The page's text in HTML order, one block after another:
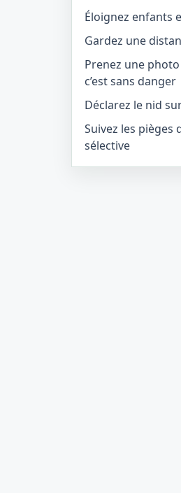
Éloignez enfants
Gardez une
Prenez une
c’est sans danger
Déclarez le nid
Suivez les pièges
sélective